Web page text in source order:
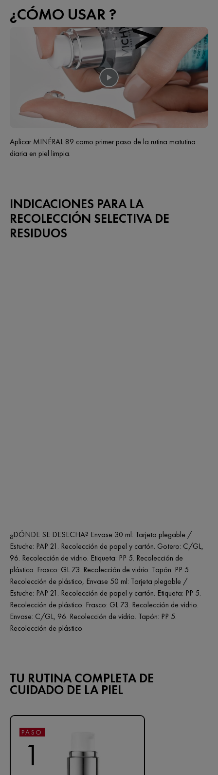
¿CÓMO USAR ?
Aplicar MINÉRAL 89 como primer paso de la rutina matutina
diaria en piel limpia.
INDICACIONES PARA LA
RECOLECCIÓN SELECTIVA DE
RESIDUOS
¿DÓNDE SE DESECHA? Envase 30 ml: Tarjeta plegable /
Estuche: PAP 21. Recolección de papel y cartón. Gotero: C/GL,
96. Recolección de vidrio. Etiqueta: PP 5. Recolección de
plástico. Frasco: GL 73. Recolección de vidrio. Tapón: PP 5.
Recolección de plástico, Envase 50 ml: Tarjeta plegable /
Estuche: PAP 21. Recolección de papel y cartón. Etiqueta: PP 5.
Recolección de plástico. Frasco: GL 73. Recolección de vidrio.
Envase: C/GL, 96. Recolección de vidrio. Tapón: PP 5.
Recolección de plástico
TU RUTINA COMPLETA DE
CUIDADO DE LA PIEL
PASO
1